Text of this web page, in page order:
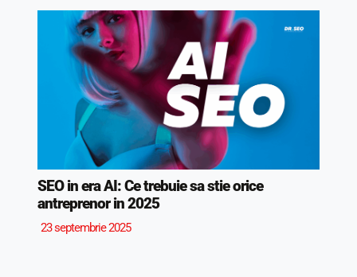
SEO in era AI: Ce trebuie sa stie orice
antreprenor in 2025
23 septembrie 2025